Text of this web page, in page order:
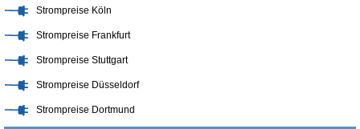
Strompreise Köln
Strompreise Frankfurt
Strompreise Stuttgart
Strompreise Düsseldorf
Strompreise Dortmund